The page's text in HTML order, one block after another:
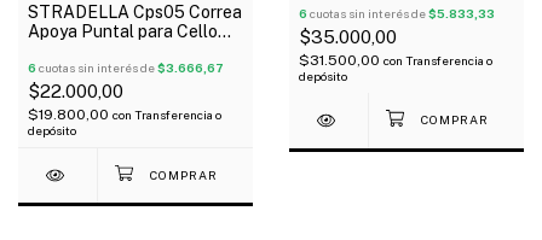
STRADELLA Cps05 Correa
Apoya Puntal para Cello
6 cuotas sin interés de$3.666,67
$22.000,00
$19.800,00 con Transferencia o
depósito
6 cuotas sin interés de$5.833,33
$35.000,00
$31.500,00 con Transferencia o
depósito